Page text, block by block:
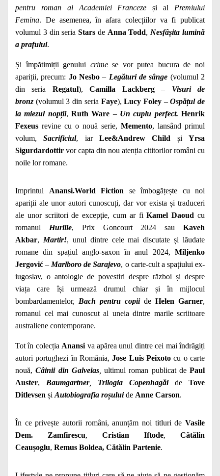
pentru roman al Academiei Franceze și al Premiului
Femina. De asemenea, în afara colecțiilor va fi publicat
volumul 3 din seriaStars de Anna Todd, Nesfâșita lumină
a prafului.
Și împătimiții genului crimese vor putea bucura de noi
apariții, precum: Jo Nesbo – Legături de sânge (volumul 2
din seria Regatul),Camilla Lackberg– Visuri de
bronz (volumul 3 din seria Faye),Lucy Foley–Ospățul de
la miezul nopții,Ruth Ware – Un cuplu perfect.Henrik
Fexeus revine cu o nouă serie, Memento, lansând primul
volum,Sacrificiul, iarLee&Andrew Child șiYrsa
Sigurdardottir vor capta din nou atenția cititorilor români cu
noile lor romane.
Imprintul Anansi.World Fiction se îmbogățește cu noi
apariții ale unor autori cunoscuți, dar vor exista și traduceri
ale unor scriitori de excepție, cum ar fiKamel Daoud cu
romanul Huriile, Prix Goncourt 2024 sauKaveh
Akbar, Martir!, unul dintre cele mai discutate și lăudate
romane din spațiul anglo-saxon în anul 2024, Miljenko
Jergović – Marlboro de Sarajevo, o carte-cult a spațiului ex-
iugoslav, o antologie de povestiri despre război și despre
viața care își urmează drumul chiar și în mijlocul
bombardamentelor, Bach pentru copii de Helen Garner,
romanul cel mai cunoscut al uneia dintre marile scriitoare
australiene contemporane.
Tot în colecția Anansi va apărea unul dintre cei mai îndrăgiți
autori portughezi în România,Jose Luis Peixoto cu o carte
nouă,Câinii din Galveias, ultimul roman publicat de Paul
Auster, Baumgartner, Trilogia Copenhagăi de Tove
Ditlevsen și Autobiografia roșului de Anne Carson.
În ce privește autorii români, anunțăm noi titluri de Vasile
Dem. Zamfirescu, Cristian Iftode, Cătălin
Ceaușoglu, Remus Boldea, Cătălin Partenie.